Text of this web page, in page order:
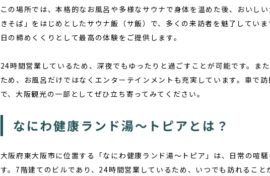
この場所では、本格的なお風呂や多様なサウナで身体を温めた後、おいし
きそば」をはじめとしたサウナ飯（サ飯）で、多くの来訪者を魅了してい
日の締めくくりとして最高の体験をご提供します。
24時間営業しているため、深夜でもゆったりと過ごすことが可能です。ま
ため、お風呂だけではなくエンターテインメントも充実しています。車で
で、大阪観光の一部としてぜひ立ち寄ってみてください。
なにわ健康ランド湯〜トピアとは？
大阪府東大阪市に位置する「なにわ健康ランド湯〜トピア」は、日常の喧
す。7階建てのビルであり、24時間営業しているため、いつでも訪れるこ